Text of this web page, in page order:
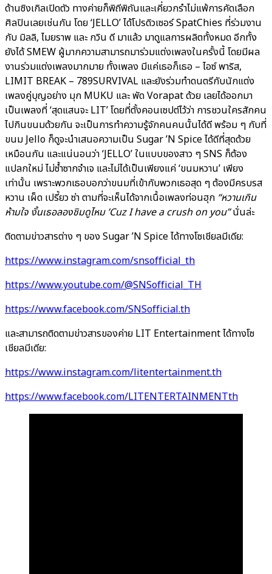
ด้านซิงเกิลเปิดตัว ทางค่ายก็พิถีพิถันและเคี่ยวกรำไม่แพ้การคัดเลือก
ศิลปินเลยเช่นกัน โดย ‘JELLO’ ได้โปรดิวเซอร์ SpatChies ที่ร่วมงาน
กับ มิลลิ, ไมยราพ และ กวิน ดี มาแล้ว มาดูแลการผลิตทั้งหมด อีกทั้ง
ยังได้ SMEW ผู้มากความสามารถมาร่วมแต่งเพลงในครั้งนี้ โดยมีผล
งานร่วมแต่งเพลงมากมาย ทั้งเพลง มีแค่เธอก็เธอ – ไอซ์ พาริส,
LIMIT BREAK – 789SURVIVAL และยังร่วมทำดนตรีกับนักแต่ง
เพลงคู่บุญอย่าง มุก MUKU และ พัด Vorapat ด้วย เลยได้ออกมา
เป็นเพลงที่ ‘สุดแสนจะ LIT’ โดยที่ตั้งคอนเซปต์ไว้ว่า การชวนใครสักคน
ไปกินขนมด้วยกัน จะเป็นการทำความรู้จักคนคนนั้นได้ดี พร้อม ๆ กับที่
ขนม Jello ก็ดูจะนำเสนอความเป็น Sugar ’N Spice ได้ดีที่สุดด้วย
เหมือนกัน และแน่นอนว่า ‘JELLO’ ในแบบของสาว ๆ SNS ก็ต้อง
แปลกใหม่ ไม่ซ้ำซากจำเจ และไม่ได้เป็นเพียงแค่ ‘ขนมหวาน’ เพียง
เท่านั้น เพราะพวกเธอบอกว่าขนมที่เข้ากับพวกเธอสุด ๆ ต้องมีครบรส
หวาน เผ็ด เปรี้ยว ซ่า ตามที่จะเห็นได้จากเนื้อเพลงท่อนฮุก “หวานเกิน
ห้ามใจ งั้นเธอลองชิมดูไหม ’Cuz I have a crush on you”นั่นล่ะ
ติดตามข่าวสารต่าง ๆ ของ Sugar ’N Spice ได้ทางโซเชียลมีเดีย:
https://www.instagram.com/snsofficial_th
https://www.youtube.com/@SNSofficial_TH
https://www.facebook.com/SNSofficial.th
และสามารถติดตามข่าวสารของค่าย LIT Entertainment ได้ทางโซ
เชียลมีเดีย:
https://www.instagram.com/litentertainment.th
https://www.facebook.com/LITENTERTAINMENTth